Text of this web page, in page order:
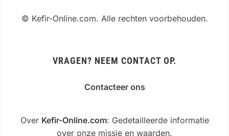
© Kefir-Online.com. Alle rechten voorbehouden.
VRAGEN? NEEM CONTACT OP.
Contacteer ons
Over Kefir-Online.com: Gedetailleerde informatie
over onze missie en waarden.